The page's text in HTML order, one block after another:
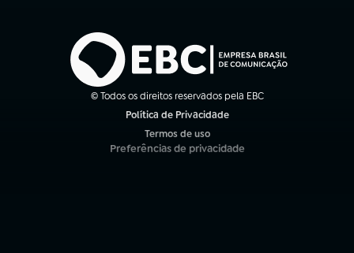
© Todos os direitos reservados pela EBC
Política de Privacidade
Termos de uso
(abre em nova aba)
Preferências de privacidade